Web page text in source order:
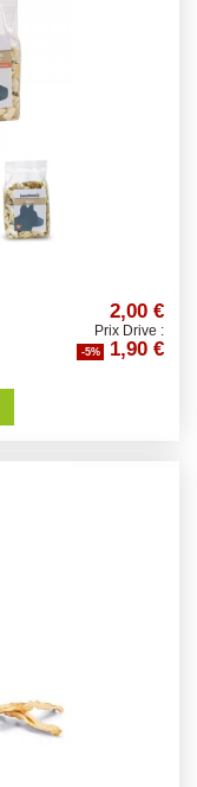
2,00 €
Prix Drive :
-5% 1,90 €